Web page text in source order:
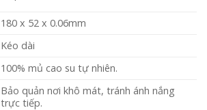
180 x 52 x 0.06mm
Kéo dài
100% mủ cao su tự nhiên.
Bảo quản nơi khô mát, tránh ánh nắng
trực tiếp.